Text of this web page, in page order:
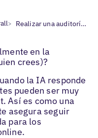
> Realizar una auditoría GEO
en la
crees)?
la IA responde
pueden ser muy
Así es como una
asegura seguir
para los